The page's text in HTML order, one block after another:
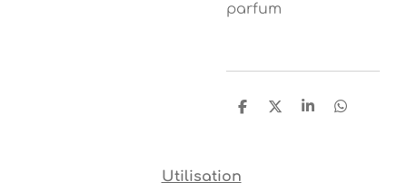
parfum
P
g
P
P
P
Utilisation